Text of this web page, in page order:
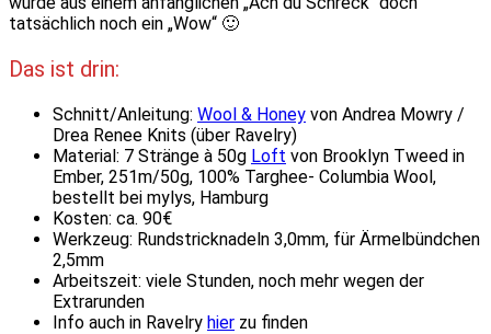
tatsächlich noch ein „Wow“ 🙂
Das ist drin:
Schnitt/Anleitung: Wool & Honey von Andrea Mowry /
Drea Renee Knits (über Ravelry)
Material: 7 Stränge à 50g Loft von Brooklyn Tweed in
Ember, 251m/50g, 100% Targhee- Columbia Wool,
bestellt bei mylys, Hamburg
Kosten: ca. 90€
Werkzeug: Rundstricknadeln 3,0mm, für Ärmelbündchen
2,5mm
Arbeitszeit: viele Stunden, noch mehr wegen der
Extrarunden
Info auch in Ravelry hier zu finden